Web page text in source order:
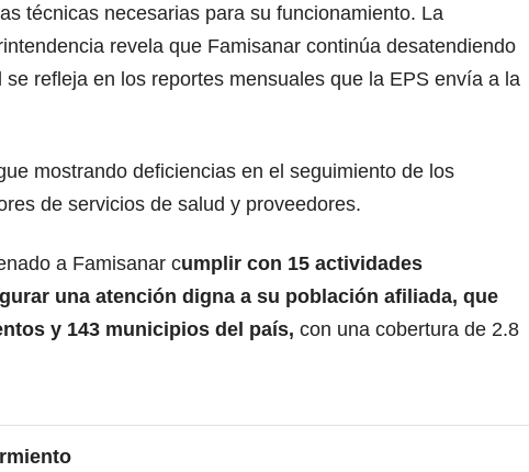
técnicas necesarias para su funcionamiento. La
revela que Famisanar continúa desatendiendo
refleja en los reportes mensuales que la EPS envía a la
mostrando deficiencias en el seguimiento de los
de servicios de salud y proveedores.
a Famisanar cumplir con 15 actividades
una atención digna a su población afiliada, que
y 143 municipios del país, con una cobertura de 2.8